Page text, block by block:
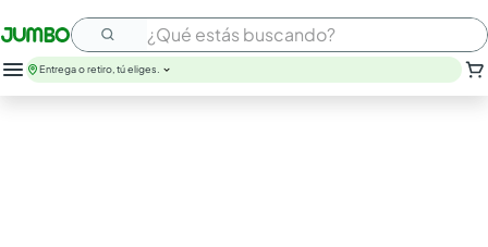
¿Qué estás buscando?
Entrega o retiro, tú eliges.